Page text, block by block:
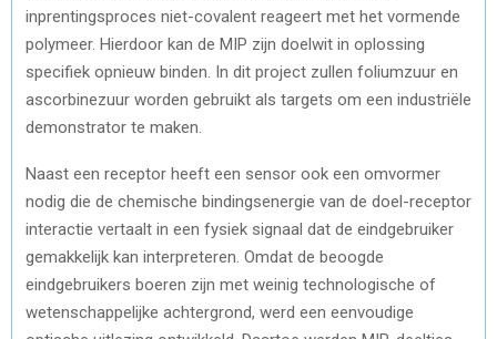
inprentingsproces niet-covalent reageert met het vormende
polymeer. Hierdoor kan de MIP zijn doelwit in oplossing
specifiek opnieuw binden. In dit project zullen foliumzuur en
ascorbinezuur worden gebruikt als targets om een industriële
demonstrator te maken.
Naast een receptor heeft een sensor ook een omvormer
nodig die de chemische bindingsenergie van de doel-receptor
interactie vertaalt in een fysiek signaal dat de eindgebruiker
gemakkelijk kan interpreteren. Omdat de beoogde
eindgebruikers boeren zijn met weinig technologische of
wetenschappelijke achtergrond, werd een eenvoudige